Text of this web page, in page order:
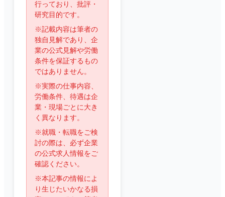
行っており、批評・
研究目的です。
※記載内容は筆者の
独自見解であり、企
業の公式見解や労働
条件を保証するもの
ではありません。
※実際の仕事内容、
労働条件、待遇は企
業・現場ごとに大き
く異なります。
※就職・転職をご検
討の際は、必ず企業
の公式求人情報をご
確認ください。
※本記事の情報によ
り生じたいかなる損